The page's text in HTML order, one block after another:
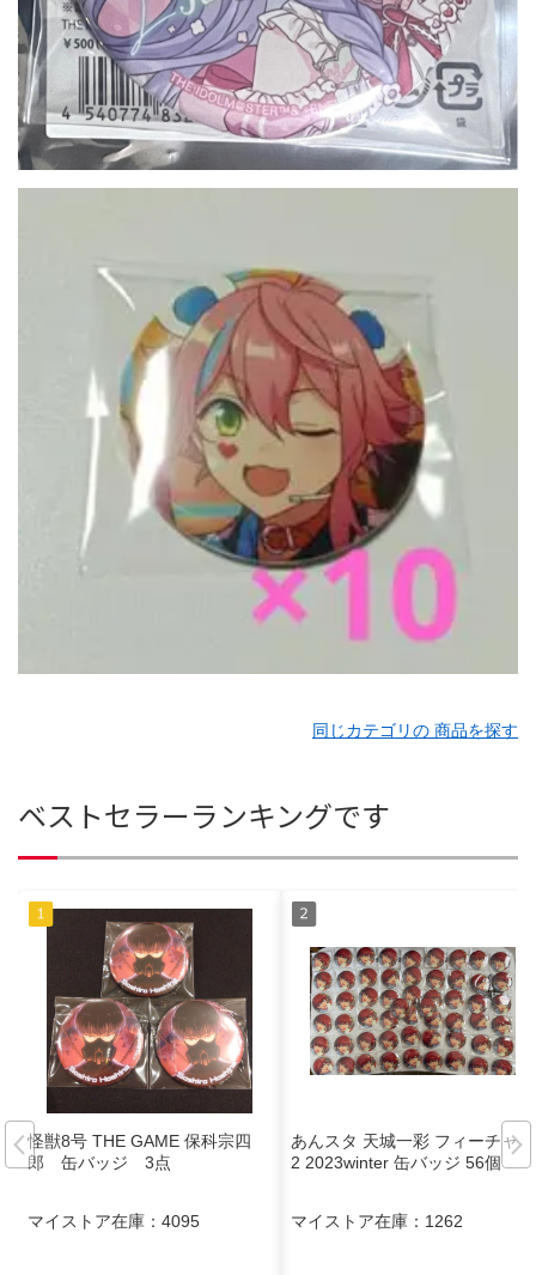
同じカテゴリの 商品を探す
ベストセラーランキングです
怪獣8号 THE GAME 保科宗四
郎 缶バッジ 3点
マイストア在庫： 4095
あんスタ 天城一彩 フィーチャー
2 2023winter 缶バッジ 56個
マイストア在庫： 1262